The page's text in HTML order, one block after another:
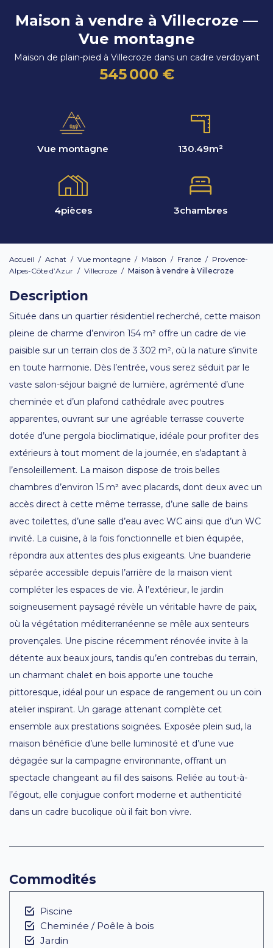
Maison à vendre à Villecroze —
Vue montagne
Maison de plain-pied à Villecroze dans un cadre verdoyant
545 000 €
Vue montagne 130.49m²
4pièces 3chambres
Accueil / Achat / Vue montagne / Maison / France / Provence-
Alpes-Côte d’Azur / Villecroze / Maison à vendre à Villecroze
Description
Située dans un quartier résidentiel recherché, cette maison
pleine de charme d’environ 154 m² offre un cadre de vie
paisible sur un terrain clos de 3 302 m², où la nature s’invite
en toute harmonie. Dès l’entrée, vous serez séduit par le
vaste salon-séjour baigné de lumière, agrémenté d’une
cheminée et d’un plafond cathédrale avec poutres
apparentes, ouvrant sur une agréable terrasse couverte
dotée d’une pergola bioclimatique, idéale pour profiter des
extérieurs à tout moment de la journée, en s’adaptant à
l’ensoleillement. La maison dispose de trois belles
chambres d’environ 15 m² avec placards, dont deux avec un
accès direct à cette même terrasse, d’une salle de bains
avec toilettes, d’une salle d’eau avec WC ainsi que d’un WC
invité. La cuisine, à la fois fonctionnelle et bien équipée,
répondra aux attentes des plus exigeants. Une buanderie
séparée accessible depuis l’arrière de la maison vient
compléter les espaces de vie. À l’extérieur, le jardin
soigneusement paysagé révèle un véritable havre de paix,
où la végétation méditerranéenne se mêle aux senteurs
provençales. Une piscine récemment rénovée invite à la
détente aux beaux jours, tandis qu’en contrebas du terrain,
un charmant chalet en bois apporte une touche
pittoresque, idéal pour un espace de rangement ou un coin
atelier inspirant. Un garage attenant complète cet
ensemble aux prestations soignées. Exposée plein sud, la
maison bénéficie d’une belle luminosité et d’une vue
dégagée sur la campagne environnante, offrant un
spectacle changeant au fil des saisons. Reliée au tout-à-
l’égout, elle conjugue confort moderne et authenticité
dans un cadre bucolique où il fait bon vivre.
Commodités
Piscine
Cheminée / Poêle à bois
Jardin